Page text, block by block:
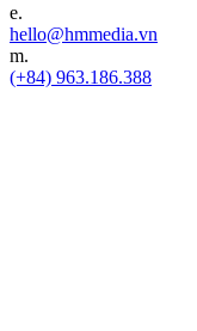
e.
hello@hmmedia.vn
m.
(+84) 963.186.388